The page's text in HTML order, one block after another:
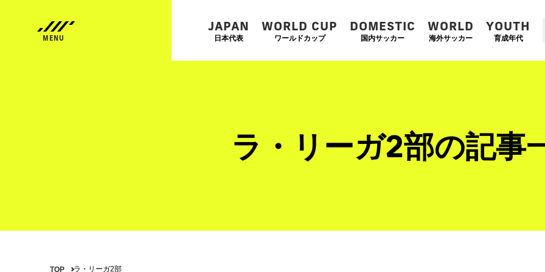
JAPAN
日本代表
WORLD CUP
ワールドカップ
DOMESTIC
国内サッカー
WORLD
海外サッカー
YOUTH
育成年代
ラ・リーガ2部の記事
TOP ラ・リーガ2部